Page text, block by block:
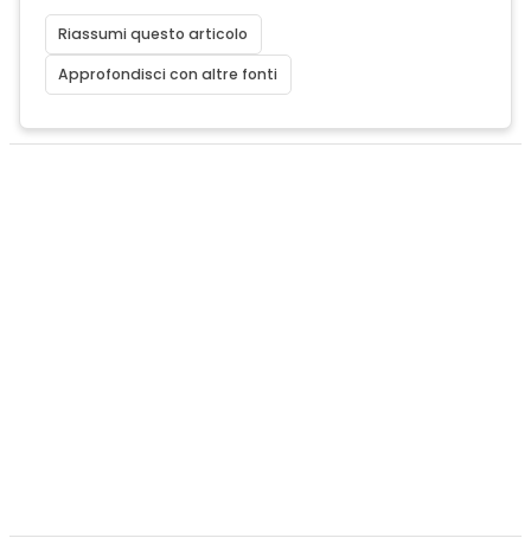
Riassumi questo articolo
Approfondisci con altre fonti